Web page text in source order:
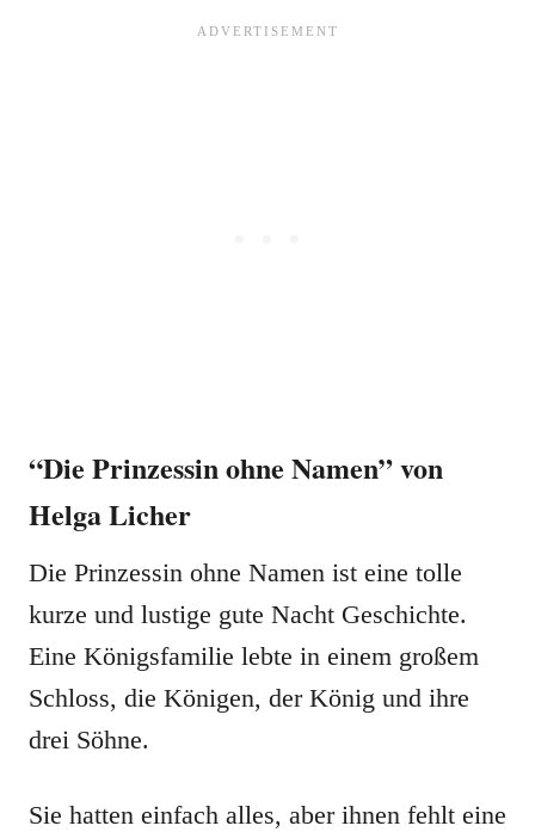
“Die Prinzessin ohne Namen” von
Helga Licher
Die Prinzessin ohne Namen ist eine tolle
kurze und lustige gute Nacht Geschichte.
Eine Königsfamilie lebte in einem großem
Schloss, die Königen, der König und ihre
drei Söhne.
Sie hatten einfach alles, aber ihnen fehlt eine